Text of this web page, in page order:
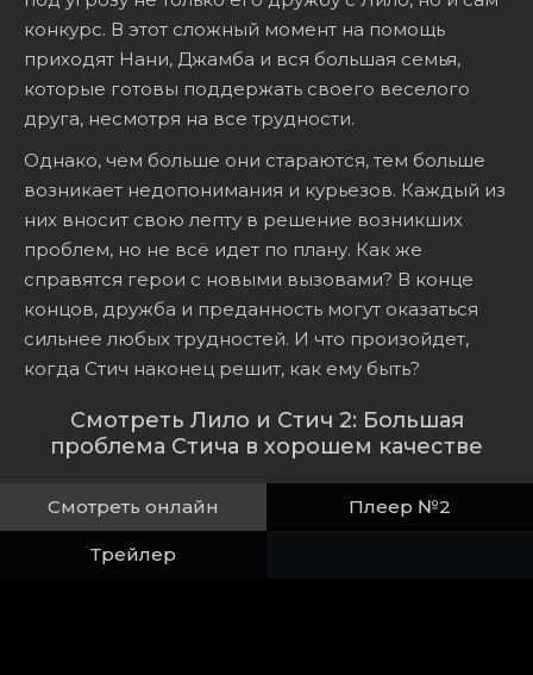
конкурс. В этот сложный момент на помощь
приходят Нани, Джамба и вся большая семья,
которые готовы поддержать своего веселого
друга, несмотря на все трудности.
Однако, чем больше они стараются, тем больше
возникает недопонимания и курьезов. Каждый из
них вносит свою лепту в решение возникших
проблем, но не всё идет по плану. Как же
справятся герои с новыми вызовами? В конце
концов, дружба и преданность могут оказаться
сильнее любых трудностей. И что произойдет,
когда Стич наконец решит, как ему быть?
Смотреть Лило и Стич 2: Большая
проблема Стича в хорошем качестве
Смотреть онлайн Плеер №2
Трейлер